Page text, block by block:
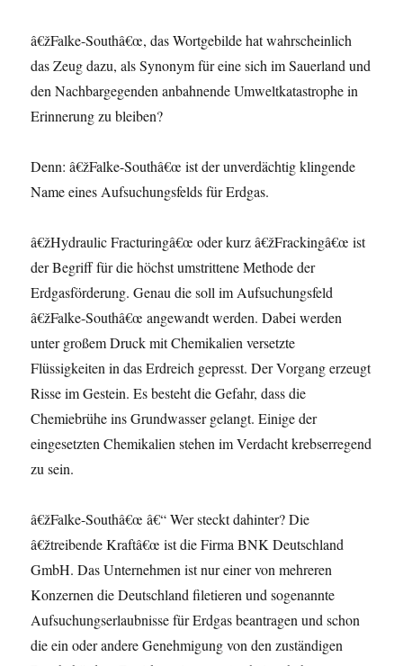
â€žFalke-Southâ€œ, das Wortgebilde hat wahrscheinlich
das Zeug dazu, als Synonym für eine sich im Sauerland und
den Nachbargegenden anbahnende Umweltkatastrophe in
Erinnerung zu bleiben?
Denn: â€žFalke-Southâ€œ ist der unverdächtig klingende
Name eines Aufsuchungsfelds für Erdgas.
â€žHydraulic Fracturingâ€œ oder kurz â€žFrackingâ€œ ist
der Begriff für die höchst umstrittene Methode der
Erdgasförderung. Genau die soll im Aufsuchungsfeld
â€žFalke-Southâ€œ angewandt werden. Dabei werden
unter großem Druck mit Chemikalien versetzte
Flüssigkeiten in das Erdreich gepresst. Der Vorgang erzeugt
Risse im Gestein. Es besteht die Gefahr, dass die
Chemiebrühe ins Grundwasser gelangt. Einige der
eingesetzten Chemikalien stehen im Verdacht krebserregend
zu sein.
â€žFalke-Southâ€œ â€“ Wer steckt dahinter? Die
â€žtreibende Kraftâ€œ ist die Firma BNK Deutschland
GmbH. Das Unternehmen ist nur einer von mehreren
Konzernen die Deutschland filetieren und sogenannte
Aufsuchungserlaubnisse für Erdgas beantragen und schon
die ein oder andere Genehmigung von den zuständigen